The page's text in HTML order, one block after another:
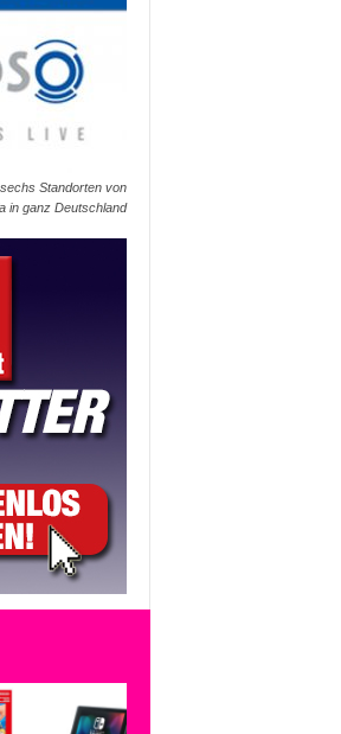
Standorten von
in ganz Deutschland